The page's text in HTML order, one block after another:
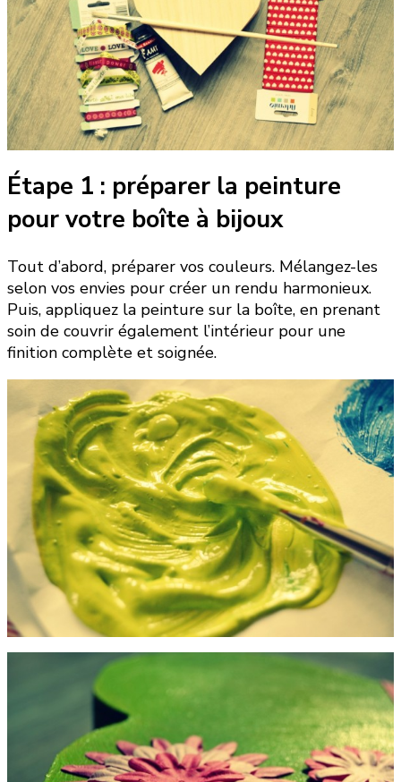
Étape 1 : préparer la peinture
pour votre boîte à bijoux
Tout d’abord, préparer vos couleurs. Mélangez-les
selon vos envies pour créer un rendu harmonieux.
Puis, appliquez la peinture sur la boîte, en prenant
soin de couvrir également l’intérieur pour une
finition complète et soignée.